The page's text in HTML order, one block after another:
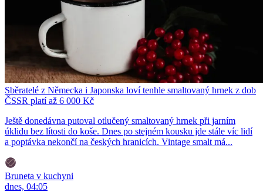
Sběratelé z Německa i Japonska loví tenhle smaltovaný hrnek z dob
ČSSR platí až 6 000 Kč
Ještě donedávna putoval otlučený smaltovaný hrnek při jarním
úklidu bez lítosti do koše. Dnes po stejném kousku jde stále víc lidí
a poptávka nekončí na českých hranicích. Vintage smalt má...
Bruneta v kuchyni
dnes, 04:05